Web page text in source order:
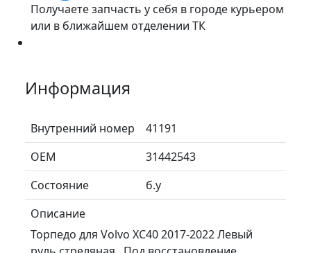
Получаете запчасть у себя в городе курьером
или в ближайшем отделении ТК
Информация
Внутренний номер
41191
ОЕМ
31442543
Состояние
б.у
Описание
Торпедо для Volvo XC40 2017-2022 Левый